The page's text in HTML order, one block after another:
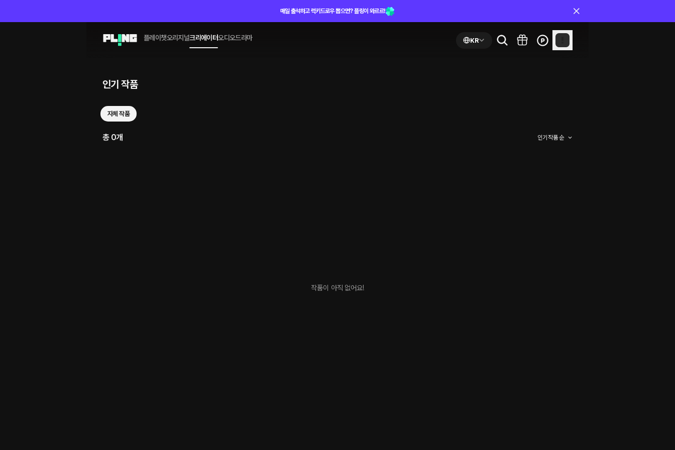
매일 출석하고 럭키드로우 뽑으면? 플링이 와르르!
플레이챗오리지널크리에이터오디오드라마 KR
인기 작품
자체 작품
총 0개 인기 작품 순
작품이 아직 없어요!